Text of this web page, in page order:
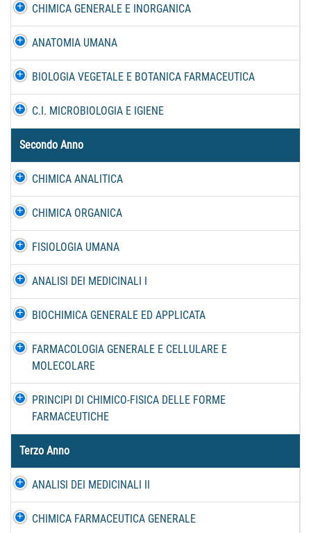
CHIMICA GENERALE E INORGANICA
ANATOMIA UMANA
BIOLOGIA VEGETALE E BOTANICA FARMACEUTICA
C.I. MICROBIOLOGIA E IGIENE
Secondo Anno
CHIMICA ANALITICA
CHIMICA ORGANICA
FISIOLOGIA UMANA
ANALISI DEI MEDICINALI I
BIOCHIMICA GENERALE ED APPLICATA
FARMACOLOGIA GENERALE E CELLULARE E
MOLECOLARE
PRINCIPI DI CHIMICO-FISICA DELLE FORME
FARMACEUTICHE
Terzo Anno
ANALISI DEI MEDICINALI II
CHIMICA FARMACEUTICA GENERALE